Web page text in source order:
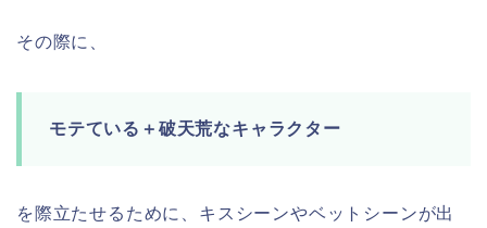
その際に、
モテている＋破天荒なキャラクター
を際立たせるために、キスシーンやベットシーンが出